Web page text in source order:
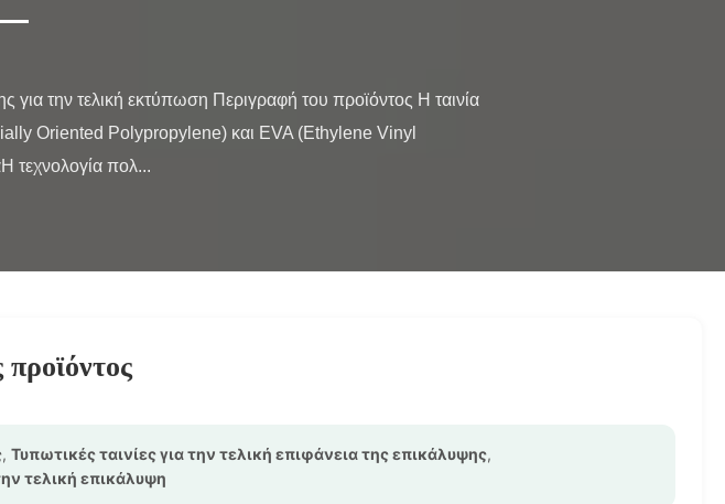
Oriented Polypropylene) και EVA (Ethylene Vinyl
τεχνολογία πολ...
προϊόντος
, Τυπωτικές ταινίες για την τελική επιφάνεια της επικάλυψης,
τελική επικάλυψη